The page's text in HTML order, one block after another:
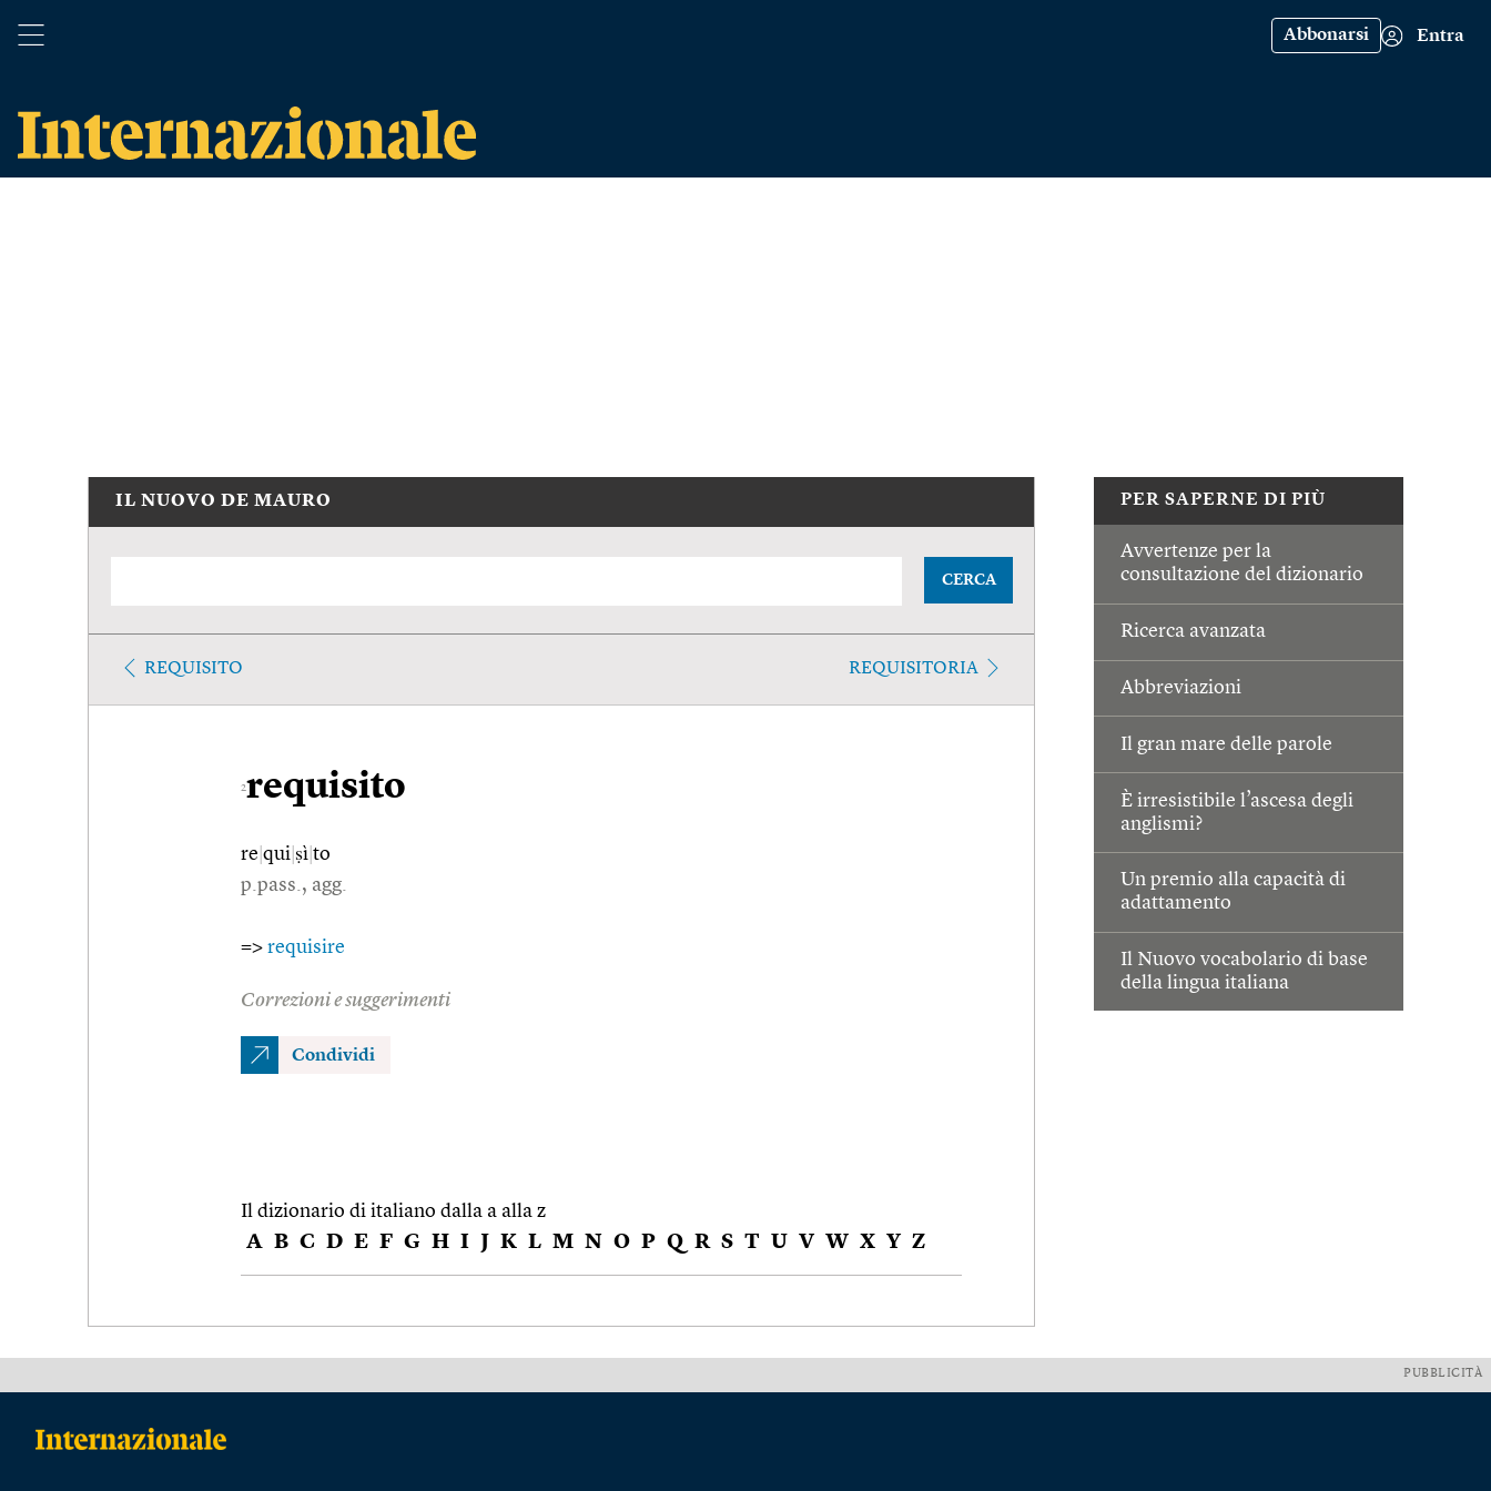
Abbonarsi Entra
PER SAPERNE DI PIÙ
Avvertenze per la
consultazione del dizionario
Ricerca avanzata
Abbreviazioni
Il gran mare delle parole
È irresistibile l’ascesa degli
anglismi?
Un premio alla capacità di
adattamento
Il Nuovo vocabolario di base
della lingua italiana
IL NUOVO DE MAURO
CERCA
REQUISITO REQUISITORIA
2requisito
re qui ṣì to
p.pass., agg.
=> requisire
Correzioni e suggerimenti
Condividi
Il dizionario di italiano dalla a alla z
A B C D E F G H I J K L M N O P Q R S T U V W X Y Z
PUBBLICITÀ